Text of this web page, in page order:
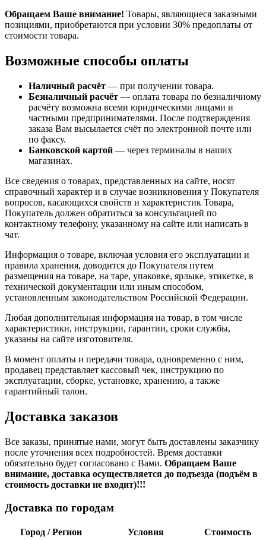
Обращаем Ваше внимание! Товары, являющиеся заказными
позициями, приобретаются при условии 30% предоплаты от
стоимости товара.
Возможные способы оплаты
Наличный расчёт — при получении товара.
Безналичный расчёт — оплата товара по безналичному
расчёту возможна всеми юридическими лицами и
частными предпринимателями. После подтверждения
заказа Вам высылается счёт по электронной почте или
по факсу.
Банковской картой — через терминалы в наших
магазинах.
Все сведения о товарах, представленных на сайте, носят
справочный характер и в случае возникновения у Покупателя
вопросов, касающихся свойств и характеристик Товара,
Покупатель должен обратиться за консультацией по
контактному телефону, указанному на сайте или написать в
чат.
Информация о товаре, включая условия его эксплуатации и
правила хранения, доводится до Покупателя путем
размещения на товаре, на таре, упаковке, ярлыке, этикетке, в
технической документации или иным способом,
установленным законодательством Российской Федерации.
Любая дополнительная информация на товар, в том числе
характеристики, инструкции, гарантии, сроки службы,
указаны на сайте изготовителя.
В момент оплаты и передачи товара, одновременно с ним,
продавец представляет кассовый чек, инструкцию по
эксплуатации, сборке, установке, хранению, а также
гарантийный талон.
Доставка заказов
Все заказы, принятые нами, могут быть доставлены заказчику
после уточнения всех подробностей. Время доставки
обязательно будет согласовано с Вами. Обращаем Ваше
внимание, доставка осуществляется до подъезда (подъём в
стоимость доставки не входит)!!!
Доставка по городам
Город / Регион Условия
Стоимость